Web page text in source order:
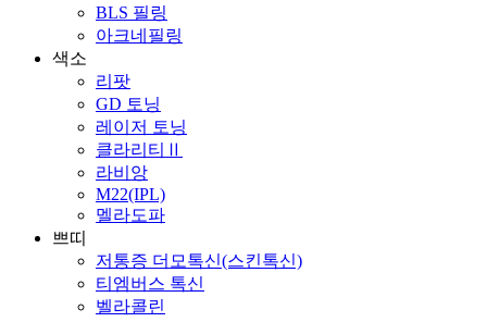
BLS 필링
아크네필링
색소
리팟
GD 토닝
레이저 토닝
클라리티Ⅱ
라비앙
M22(IPL)
멜라도파
쁘띠
저통증 더모톡신(스킨톡신)
티엠버스 톡신
벨라콜린